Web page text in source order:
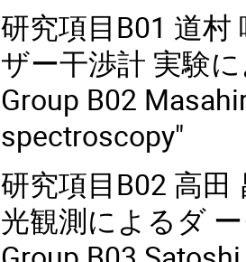
研究項目B01 道村
ザー干渉計 実験
Group B02
spectroscopy"
研究項目B02 高田
光観測によるダ